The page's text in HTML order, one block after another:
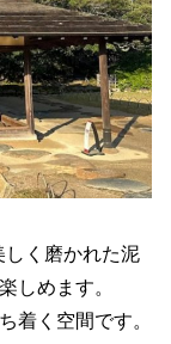
しく磨かれた泥
しめます。
着く空間です。